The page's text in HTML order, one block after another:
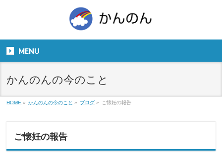
９：００～１８：００
MENU
かんのんの今のこと
HOME » かんのんの今のこと » ブログ » ご懐妊の報告
ご懐妊の報告